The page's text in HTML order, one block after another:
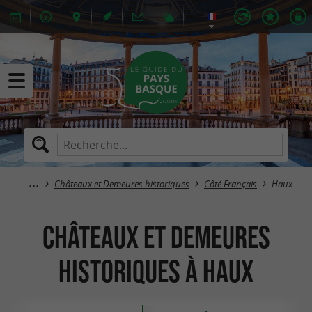
Châteaux et Demeures historiques Côté Français Haux
Châteaux et Demeures
historiques à Haux